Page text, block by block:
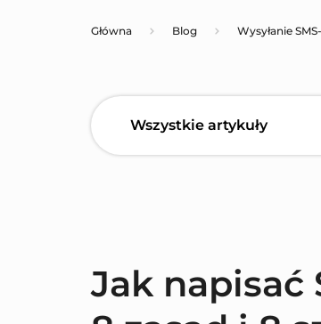
Główna Blog Wysyłanie
Wszystkie artykuły
Jak napisać